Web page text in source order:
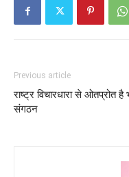
Previous article
राष्ट्र विचारधारा से ओतप्रोत है
संगठन